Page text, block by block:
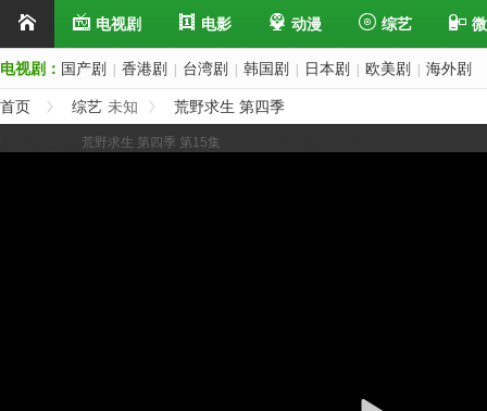
电视剧 电影 动漫 综艺
电视剧： 国产剧 香港剧 台湾剧 韩国剧 日本剧 欧美剧 海外剧
首页 综艺 未知 荒野求生 第四季
荒野求生 第四季 第15集